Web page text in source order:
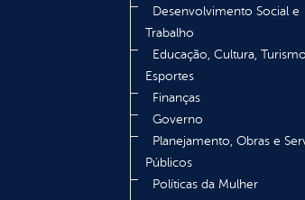
Desenvolvimento Social e
Trabalho
Educação, Cultura,
Esportes
Finanças
Governo
Planejamento, Obras e
Públicos
Políticas da Mulher